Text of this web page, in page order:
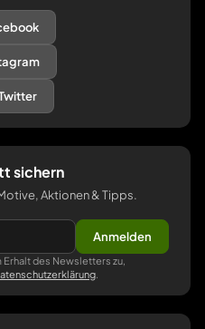
sichern
Aktionen & Tipps.
Anmelden
des Newsletters zu,